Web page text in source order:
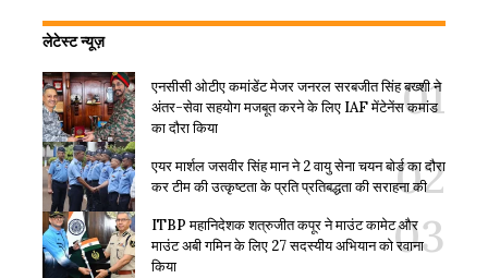
लेटेस्ट न्यूज़
एनसीसी ओटीए कमांडेंट मेजर जनरल सरबजीत सिंह बख्शी ने
अंतर-सेवा सहयोग मजबूत करने के लिए IAF मेंटेनेंस कमांड
का दौरा किया
एयर मार्शल जसवीर सिंह मान ने 2 वायु सेना चयन बोर्ड का दौरा
कर टीम की उत्कृष्टता के प्रति प्रतिबद्धता की सराहना की
ITBP महानिदेशक शत्रुजीत कपूर ने माउंट कामेट और
माउंट अबी गमिन के लिए 27 सदस्यीय अभियान को रवाना
किया